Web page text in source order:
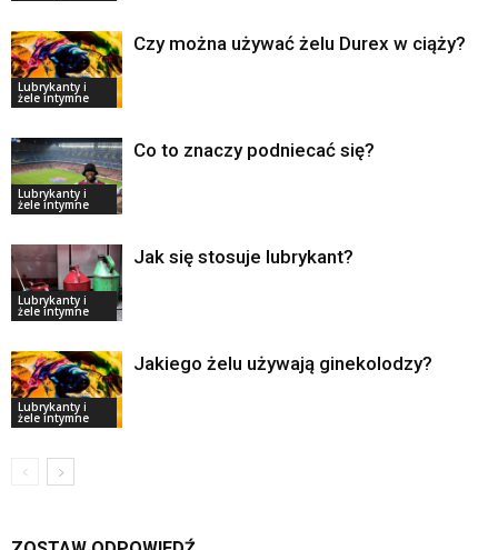
Lubrykanty i
żele intymne
Czy można używać żelu Durex w ciąży?
Lubrykanty i
żele intymne
Co to znaczy podniecać się?
Lubrykanty i
żele intymne
Jak się stosuje lubrykant?
Lubrykanty i
żele intymne
Jakiego żelu używają ginekolodzy?